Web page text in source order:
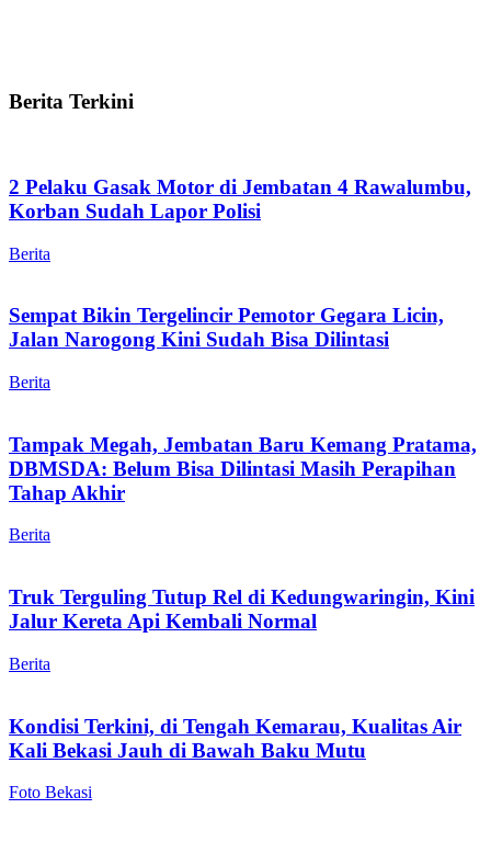
Berita Terkini
2 Pelaku Gasak Motor di Jembatan 4 Rawalumbu,
Korban Sudah Lapor Polisi
Berita
Sempat Bikin Tergelincir Pemotor Gegara Licin,
Jalan Narogong Kini Sudah Bisa Dilintasi
Berita
Tampak Megah, Jembatan Baru Kemang Pratama,
DBMSDA: Belum Bisa Dilintasi Masih Perapihan
Tahap Akhir
Berita
Truk Terguling Tutup Rel di Kedungwaringin, Kini
Jalur Kereta Api Kembali Normal
Berita
Kondisi Terkini, di Tengah Kemarau, Kualitas Air
Kali Bekasi Jauh di Bawah Baku Mutu
Foto Bekasi